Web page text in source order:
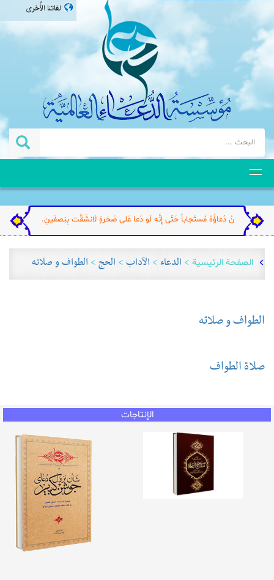
لغاتنا الأُخرى
فارسی
اردو
தமிழ்
وَ يَکونُ دُعاؤُهُ مُستَجاباً حَتّی إِنَّه لَو دَعا عَلی صَخرةٍ لَانشَقَّت بِنِصفَينِ.
الصفحة الرئيسية>الدعاء> الآداب>الحج>الطواف و صلاته
الطواف و صلاته
صلاة الطواف
الإنتاجات